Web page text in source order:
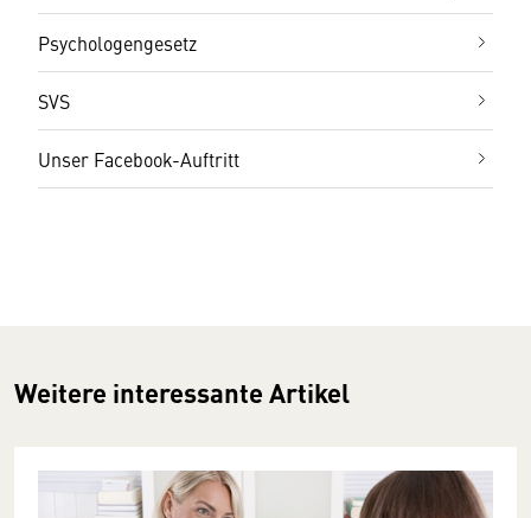
Psychologengesetz
SVS
Unser Facebook-Auftritt
Weitere interessante Artikel